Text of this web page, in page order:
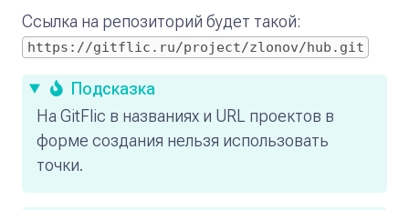
Ссылка на репозиторий будет такой:
https://gitflic.ru/project/zlonov/hub.git
Подсказка
На GitFlic в названиях и URL проектов в
форме создания нельзя использовать
точки.